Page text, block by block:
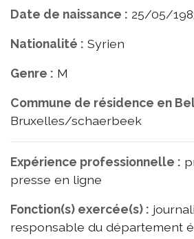
Date de naissance : 25/05/
Nationalité : Syrien
Genre : M
Commune de résidence en
Bruxelles/schaerbeek
Expérience professionnelle :
presse en ligne
Fonction(s) exercée(s) :
responsable du département